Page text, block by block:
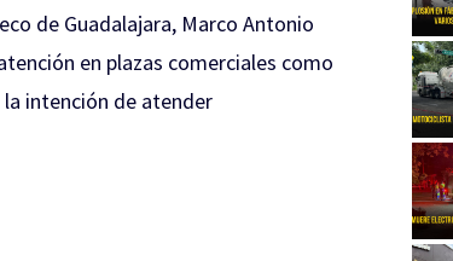
de Guadalajara, Marco Antonio
en plazas comerciales como
intención de atender